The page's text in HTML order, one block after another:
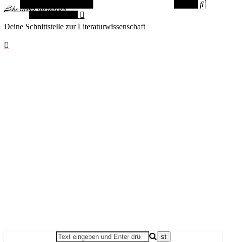
Lebe lieber literarisch
Deine Schnittstelle zur Literaturwissenschaft
Zufallsauswahl